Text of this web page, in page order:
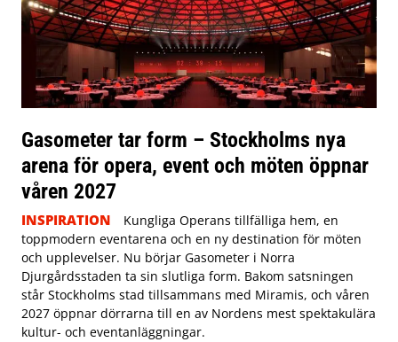
Gasometer tar form – Stockholms nya
arena för opera, event och möten öppnar
våren 2027
INSPIRATION
Kungliga Operans tillfälliga hem, en
toppmodern eventarena och en ny destination för möten
och upplevelser. Nu börjar Gasometer i Norra
Djurgårdsstaden ta sin slutliga form. Bakom satsningen
står Stockholms stad tillsammans med Miramis, och våren
2027 öppnar dörrarna till en av Nordens mest spektakulära
kultur- och eventanläggningar.